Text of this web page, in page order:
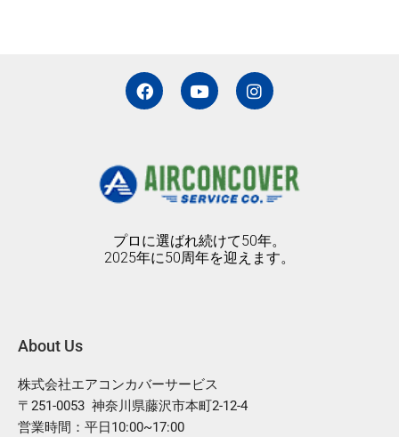
F
a
c
o
o
k
Y
o
u
b
e
I
n
s
g
r
a
プロに選ばれ続けて50年。
2025年に50周年を迎えます。
About Us
株式会社エアコンカバーサービス
〒251-0053 神奈川県藤沢市本町2-12-4
営業時間：平日10:00~17:00